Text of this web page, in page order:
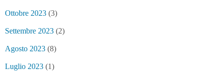
Ottobre 2023 (3)
Settembre 2023 (2)
Agosto 2023 (8)
Luglio 2023 (1)